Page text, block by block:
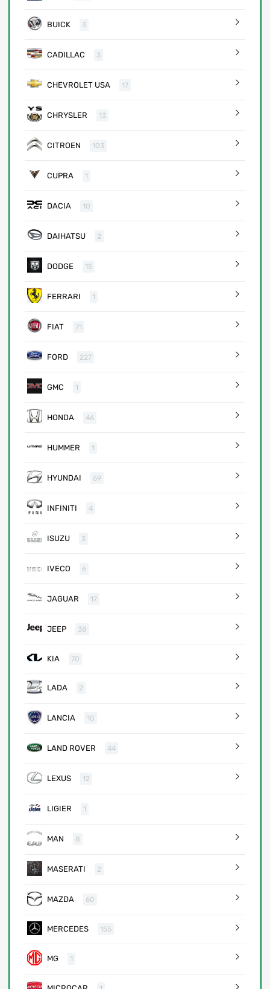
BUICK 3
CADILLAC 3
CHEVROLET USA 17
CHRYSLER 13
CITROEN 103
CUPRA 1
DACIA 10
DAIHATSU 2
DODGE 15
FERRARI 1
FIAT 71
FORD 227
GMC 1
HONDA 46
HUMMER 1
HYUNDAI 69
INFINITI 4
ISUZU 3
IVECO 6
JAGUAR 17
JEEP 38
KIA 70
LADA 2
LANCIA 10
LAND ROVER 44
LEXUS 12
LIGIER 1
MAN 8
MASERATI 2
MAZDA 60
MERCEDES 155
MG 1